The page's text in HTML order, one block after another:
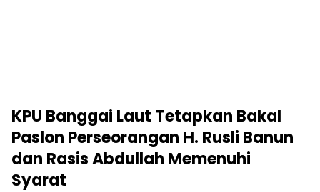
KPU Banggai Laut Tetapkan Bakal
Paslon Perseorangan H. Rusli Banun
dan Rasis Abdullah Memenuhi
Syarat